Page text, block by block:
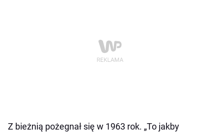
Z bieżnią pożegnał się w 1963 rok. „To jakby